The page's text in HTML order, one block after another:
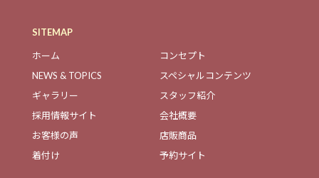
SITEMAP
ホーム
コンセプト
NEWS & TOPICS
スペシャルコンテンツ
ギャラリー
スタッフ紹介
採用情報サイト
会社概要
お客様の声
店販商品
着付け
予約サイト